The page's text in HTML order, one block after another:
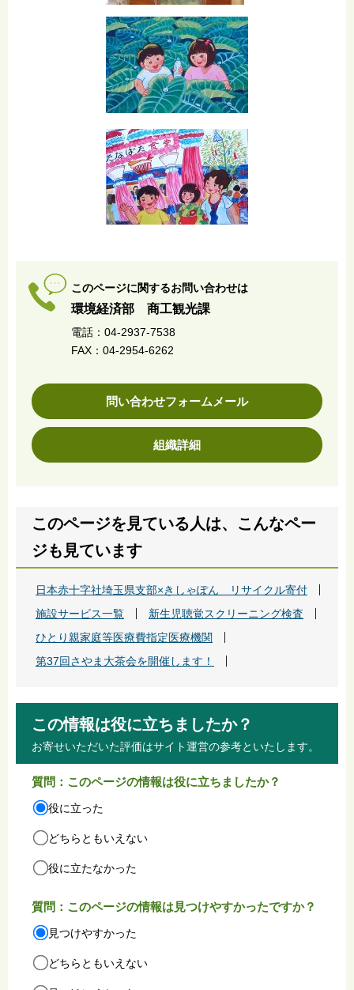
このページに関するお問い合わせは
環境経済部 商工観光課
電話：04-2937-7538
FAX：04-2954-6262
問い合わせフォームメール
組織詳細
このページを見ている人は、こんなペー
ジも見ています
日本赤十字社埼玉県支部×きしゃぽん リサイクル寄付
施設サービス一覧
新生児聴覚スクリーニング検査
ひとり親家庭等医療費指定医療機関
第37回さやま大茶会を開催します！
この情報は役に立ちましたか？
お寄せいただいた評価はサイト運営の参考といたします。
質問：このページの情報は役に立ちましたか？
役に立った
どちらともいえない
役に立たなかった
質問：このページの情報は見つけやすかったですか？
見つけやすかった
どちらともいえない